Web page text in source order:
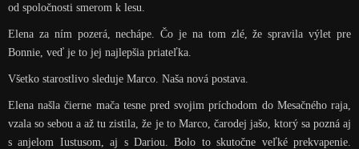
od spoločnosti smerom k lesu.
Elena za ním pozerá, nechápe. Čo je na tom zlé, že spravila výlet pre
Bonnie, veď je to jej najlepšia priateľka.
Všetko starostlivo sleduje Marco. Naša nová postava.
Elena našla čierne mača tesne pred svojim príchodom do Mesačného raja,
vzala so sebou a až tu zistila, že je to Marco, čarodej jašo, ktorý sa pozná aj
s anjelom Iustusom, aj s Dariou. Bolo to skutočne veľké prekvapenie.